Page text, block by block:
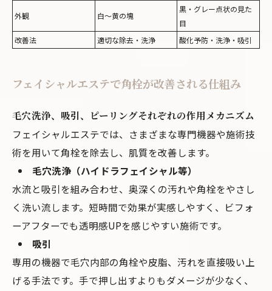
外観 白〜黄の塊
黒・グレー点状の見た
目
改善法
適切な除去・洗浄 酸化予防・洗浄・吸引
フェイシャルエステで角栓が改善される仕組み
毛穴洗浄、吸引、ピーリングそれぞれの作用メカニズム
フェイシャルエステでは、さまざまな専門機器や施術技
術を用いて角栓を除去し、肌質を改善します。
毛穴洗浄（ハイドラフェイシャル等）
水流と吸引を組み合わせ、奥深くの汚れや角栓をやさし
く洗い流します。短時間で効果が実感しやすく、ビフォ
ーアフターでも透明感UPを感じやすい施術です。
吸引
専用の機器で毛穴内部の角栓や皮脂、汚れを直接吸い上
げる手法です。手で押し出すよりもダメージが少なく、